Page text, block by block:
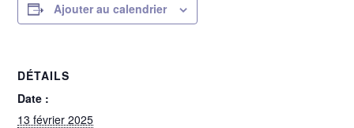
Ajouter au calendrier
DÉTAILS
Date :
13 février 2025